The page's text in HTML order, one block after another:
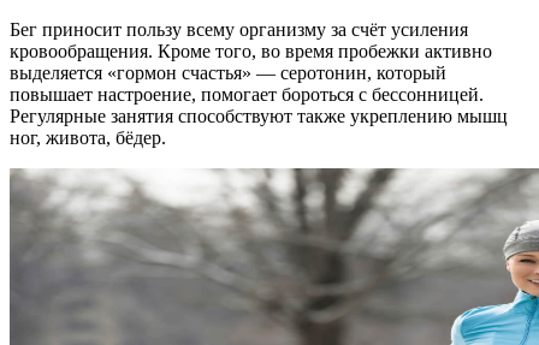
Бег приносит пользу всему организму за счёт усиления
кровообращения. Кроме того, во время пробежки активно
выделяется «гормон счастья» — серотонин, который
повышает настроение, помогает бороться с бессонницей.
Регулярные занятия способствуют также укреплению мышц
ног, живота, бёдер.